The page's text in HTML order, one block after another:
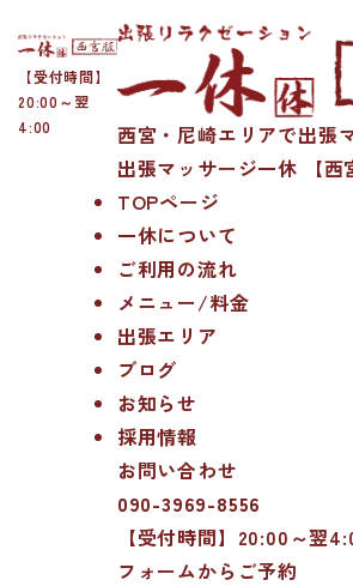
【受付時間】
20:00～翌
4:00
西宮・尼崎エリアで出張
出張マッサージ一休 【西
TOPページ
一休について
ご利用の流れ
メニュー/料金
出張エリア
ブログ
お知らせ
採用情報
お問い合わせ
090-3969-8556
【受付時間】20:00～翌
フォームからご予約